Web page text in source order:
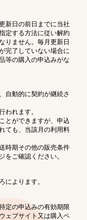
新日の前日までに当社
定する方法に従い解約
りません。毎月更新日
完了していない場合に
等の購入の申込みがな
自動的に契約が継続さ
われます。
とができますが、申込
ても、当該月の利用料
時期その他の販売条件
をご確認ください。
によります。
定の申込みの有効期限
ェブサイト又は購入ペ